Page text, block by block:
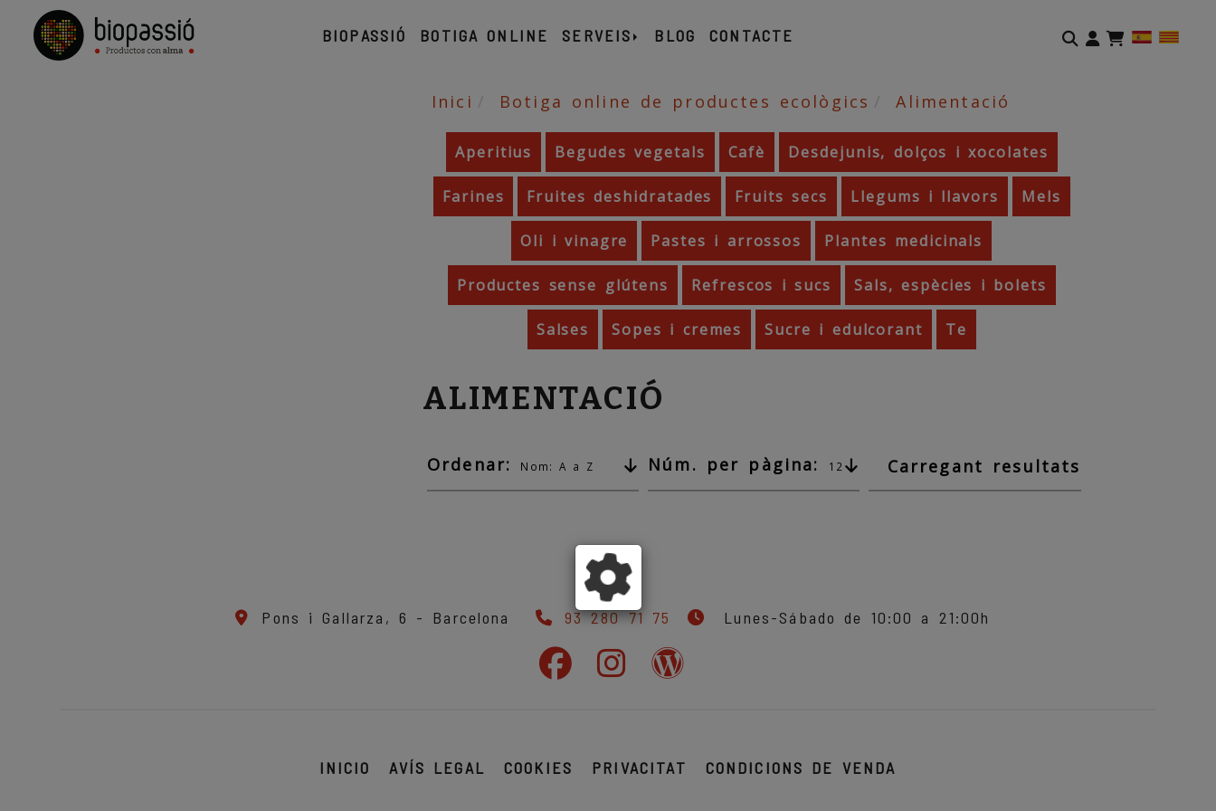
BIOPASSIÓ BOTIGA ONLINE SERVEIS BLOG CONTACTE Identifícat
Inici Botiga online de productes ecològics Alimentació
Aperitius Begudes vegetals Cafè Desdejunis, dolços i xocolates
Farines Fruites deshidratades Fruits secs Llegums i llavors Mels
Oli i vinagre Pastes i arrossos Plantes medicinals
Productes sense glútens Refrescos i sucs Sals, espècies i bolets
Salses Sopes i cremes Sucre i edulcorant Te
ALIMENTACIÓ
Ordenar: Nom: A a Z Núm. per pàgina: 12 Carregant resultats
Pons i Gallarza, 6 - Barcelona 93 280 71 75 Lunes-Sábado de 10:00 a 21:00h
INICIO AVÍS LEGAL COOKIES PRIVACITAT CONDICIONS DE VENDA